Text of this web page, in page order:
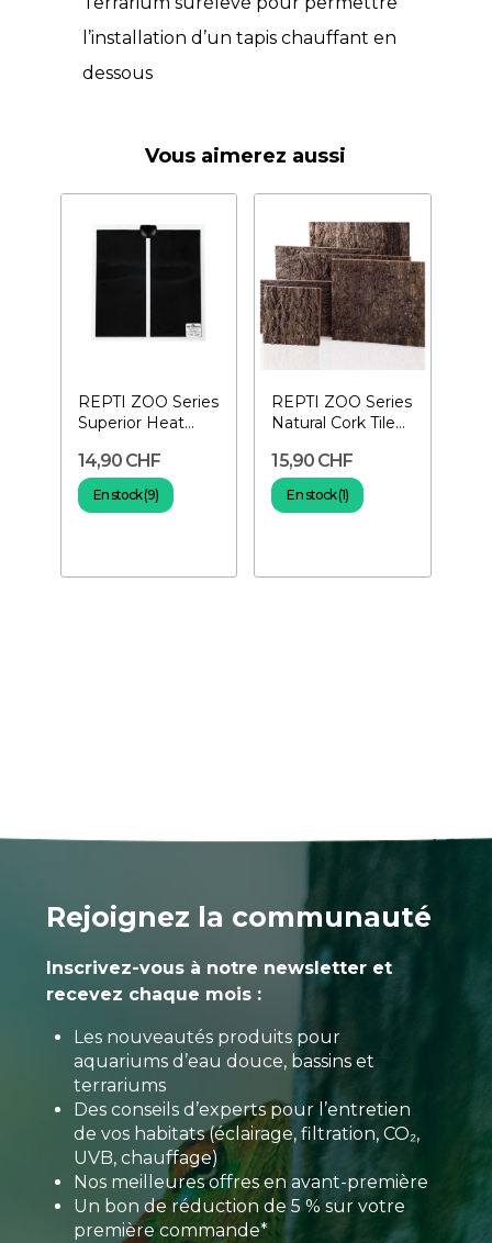
l’installation d’un tapis chauffant en
dessous
Vous aimerez aussi
REPTI ZOO Series
Superior Heat
Tapis...
14,90 CHF
En stock (9)
REPTI ZOO Series
Natural Cork Tile
30 cm-...
15,90 CHF
En stock (1)
Rejoignez la communauté
Inscrivez-vous à notre newsletter et
recevez chaque mois :
Les nouveautés produits pour
aquariums d’eau douce, bassins et
terrariums
Des conseils d’experts pour l’entretien
de vos habitats (éclairage, filtration, CO₂,
UVB, chauffage)
Nos meilleures offres en avant-première
Un bon de réduction de 5 % sur votre
première commande*